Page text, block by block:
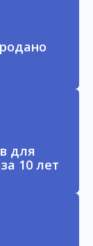
для
10 лет